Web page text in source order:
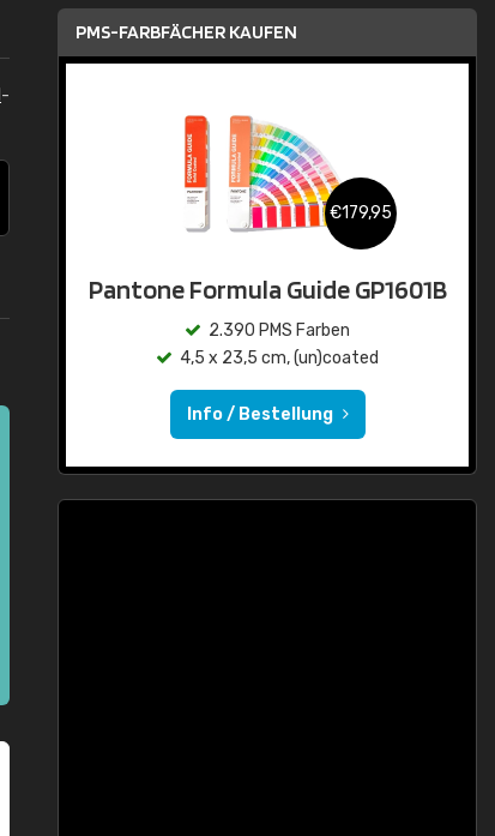
-
PMS-FARBFÄCHER KAUFEN
€179,95
Pantone Formula Guide GP1601B
2.390 PMS Farben
4,5 x 23,5 cm, (un)coated
Info / Bestellung